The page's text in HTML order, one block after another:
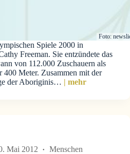
Foto:
Spiele 2000 in
Freeman. Sie entzündete das
von 112.000 Zuschauern als
400 Meter. Zusammen mit der
der Aboriginis… | mehr
Mai 2012 Menschen